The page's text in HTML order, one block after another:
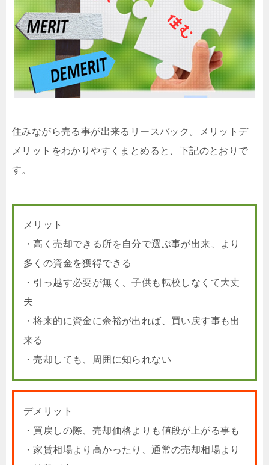
住みながら売る事が出来るリースバック。メリットデ
メリットをわかりやすくまとめると、下記のとおりで
す。
メリット
・高く売却できる所を自分で選ぶ事が出来、より
多くの資金を獲得できる
・引っ越す必要が無く、子供も転校しなくて大丈
夫
・将来的に資金に余裕が出れば、買い戻す事も出
来る
・売却しても、周囲に知られない
デメリット
・買戻しの際、売却価格よりも値段が上がる事も
・家賃相場より高かったり、通常の売却相場より